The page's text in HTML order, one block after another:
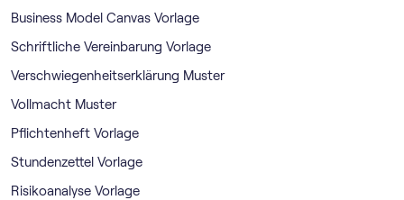
Business Model Canvas Vorlage
Schriftliche Vereinbarung Vorlage
Verschwiegenheitserklärung Muster
Vollmacht Muster
Pflichtenheft Vorlage
Stundenzettel Vorlage
Risikoanalyse Vorlage